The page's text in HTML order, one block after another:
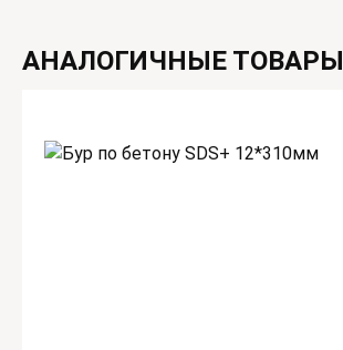
АНАЛОГИЧНЫЕ ТОВАРЫ